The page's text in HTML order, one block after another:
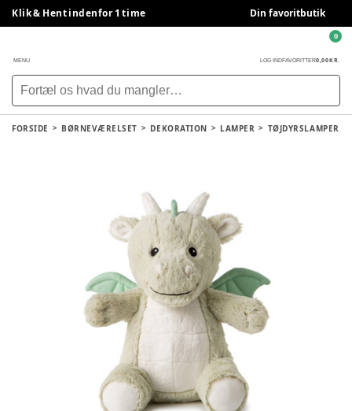
Klik & Hent indenfor 1 time Din favoritbutik
MENU LOG INDFAVORITTER0,00 KR.
0
FORSIDE BØRNEVÆRELSET DEKORATION LAMPER TØJDYRSLAMPER